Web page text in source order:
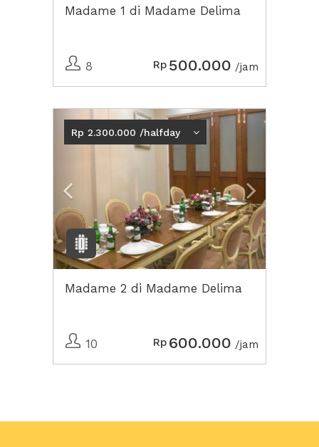
Madame 1 di Madame Delima
8 Rp 500.000 /jam
Previous Next2
Rp 2.300.000 /halfday
Madame 2 di Madame Delima
10 Rp 600.000 /jam